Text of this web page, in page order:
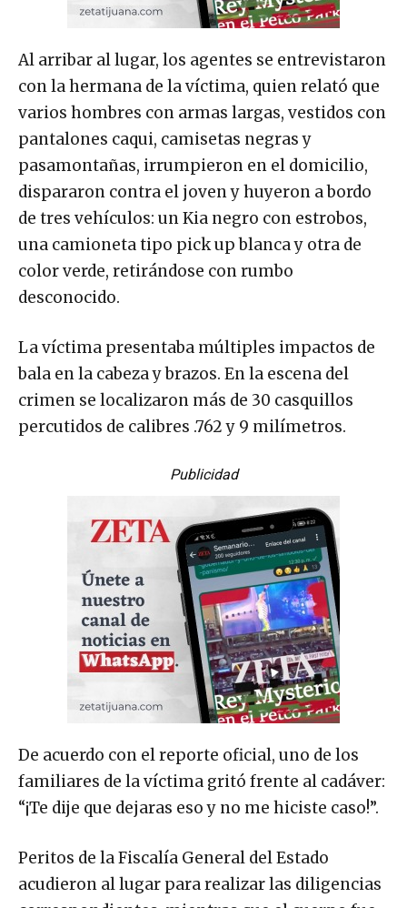
Al arribar al lugar, los agentes se entrevistaron
con la hermana de la víctima, quien relató que
varios hombres con armas largas, vestidos con
pantalones caqui, camisetas negras y
pasamontañas, irrumpieron en el domicilio,
dispararon contra el joven y huyeron a bordo
de tres vehículos: un Kia negro con estrobos,
una camioneta tipo pick up blanca y otra de
color verde, retirándose con rumbo
desconocido.
La víctima presentaba múltiples impactos de
bala en la cabeza y brazos. En la escena del
crimen se localizaron más de 30 casquillos
percutidos de calibres .762 y 9 milímetros.
Publicidad
De acuerdo con el reporte oficial, uno de los
familiares de la víctima gritó frente al cadáver:
“¡Te dije que dejaras eso y no me hiciste caso!”.
Peritos de la Fiscalía General del Estado
acudieron al lugar para realizar las diligencias